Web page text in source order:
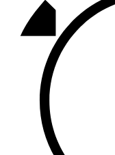
Базарлы
107,1 FM
Балык
104,9 FM
Баулы